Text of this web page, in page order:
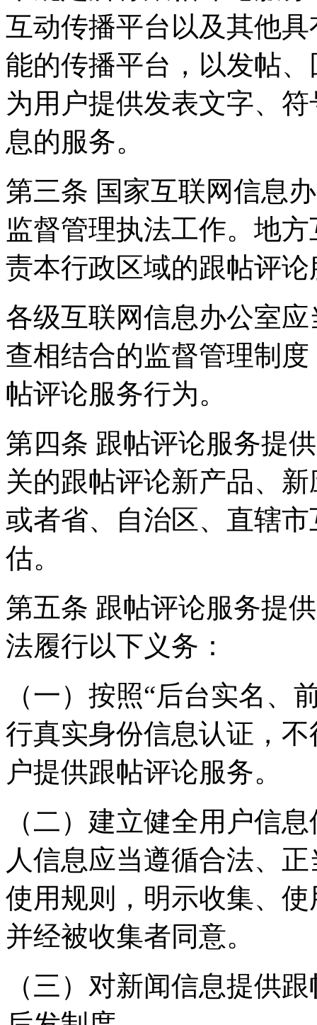
互动传播平台以及其他
能的传播平台，以发帖
为用户提供发表文字、
息的服务。
第三条 国家互联网信息
监督管理执法工作。地
责本行政区域的跟帖评
各级互联网信息办公室
查相结合的监督管理制
帖评论服务行为。
第四条 跟帖评论服务提
关的跟帖评论新产品、
或者省、自治区、直辖
估。
第五条 跟帖评论服务提
法履行以下义务：
（一）按照“后台实名、
行真实身份信息认证，
户提供跟帖评论服务。
（二）建立健全用户信
人信息应当遵循合法、
使用规则，明示收集、
并经被收集者同意。
（三）对新闻信息提供